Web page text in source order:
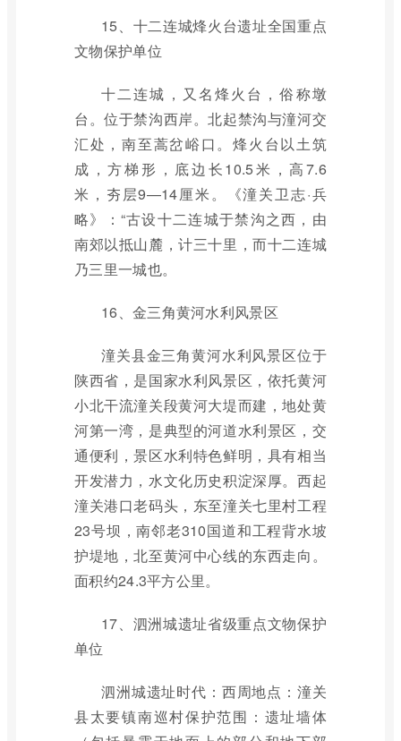
15、十二连城烽火台遗址全国重点
文物保护单位
十二连城，又名烽火台，俗称墩
台。位于禁沟西岸。北起禁沟与潼河交
汇处，南至蒿岔峪口。烽火台以土筑
成，方梯形，底边长10.5米，高7.6
米，夯层9—14厘米。《潼关卫志·兵
略》：“古设十二连城于禁沟之西，由
南郊以抵山麓，计三十里，而十二连城
乃三里一城也。
16、金三角黄河水利风景区
潼关县金三角黄河水利风景区位于
陕西省，是国家水利风景区，依托黄河
小北干流潼关段黄河大堤而建，地处黄
河第一湾，是典型的河道水利景区，交
通便利，景区水利特色鲜明，具有相当
开发潜力，水文化历史积淀深厚。西起
潼关港口老码头，东至潼关七里村工程
23号坝，南邻老310国道和工程背水坡
护堤地，北至黄河中心线的东西走向。
面积约24.3平方公里。
17、泗洲城遗址省级重点文物保护
单位
泗洲城遗址时代：西周地点：潼关
县太要镇南巡村保护范围：遗址墙体